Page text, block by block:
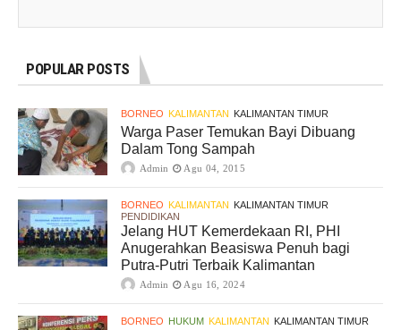
POPULAR POSTS
BORNEO KALIMANTAN KALIMANTAN TIMUR
Warga Paser Temukan Bayi Dibuang
Dalam Tong Sampah
Admin Agu 04, 2015
BORNEO KALIMANTAN KALIMANTAN TIMUR
PENDIDIKAN
Jelang HUT Kemerdekaan RI, PHI
Anugerahkan Beasiswa Penuh bagi
Putra-Putri Terbaik Kalimantan
Admin Agu 16, 2024
BORNEO HUKUM KALIMANTAN KALIMANTAN TIMUR